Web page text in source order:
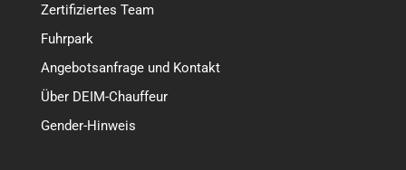
Zertifiziertes Team
Fuhrpark
Angebotsanfrage und Kontakt
Über DEIM-Chauffeur
Gender-Hinweis